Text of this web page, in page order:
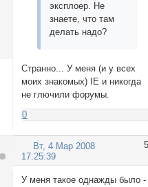
эксплоер. Не
знаете, что там
делать надо?
Странно... У меня (и у всех
моих знакомых) IE и никогда
не глючили форумы.
0
5
Вт, 4 Мар 2008
17:25:39
У меня такое однажды было -